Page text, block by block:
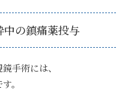
中の鎮痛薬投与
手術には、
。